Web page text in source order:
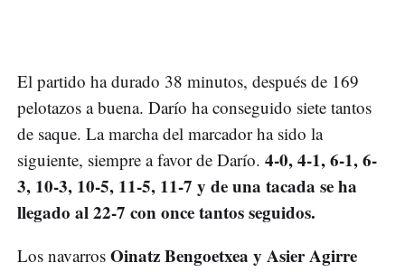
El partido ha durado 38 minutos, después de 169
pelotazos a buena. Darío ha conseguido siete tantos
de saque. La marcha del marcador ha sido la
siguiente, siempre a favor de Darío. 4-0, 4-1, 6-1, 6-
3, 10-3, 10-5, 11-5, 11-7 y de una tacada se ha
llegado al 22-7 con once tantos seguidos.
Los navarros Oinatz Bengoetxea y Asier Agirre